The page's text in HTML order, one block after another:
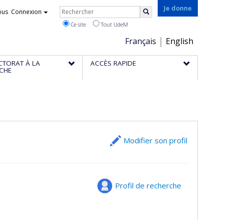
Je donne
Choix
de
la
Français English
Connexion Rechercher
Ce site Tout UdeM
À LA ACCÈS RAPIDE
Modifier son profil
Profil de recherche